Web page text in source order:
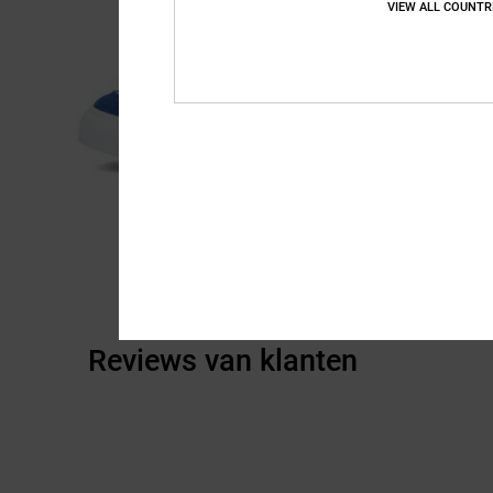
Reviews van klanten
VIEW ALL